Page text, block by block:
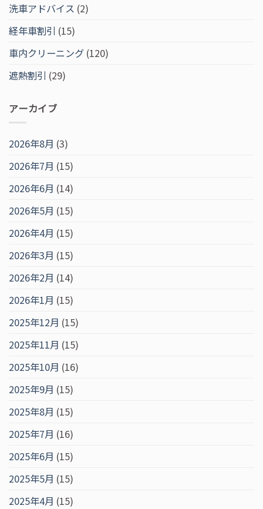
洗車アドバイス (2)
経年車割引 (15)
車内クリーニング (120)
遮熱割引 (29)
アーカイブ
2026年8月 (3)
2026年7月 (15)
2026年6月 (14)
2026年5月 (15)
2026年4月 (15)
2026年3月 (15)
2026年2月 (14)
2026年1月 (15)
2025年12月 (15)
2025年11月 (15)
2025年10月 (16)
2025年9月 (15)
2025年8月 (15)
2025年7月 (16)
2025年6月 (15)
2025年5月 (15)
2025年4月 (15)